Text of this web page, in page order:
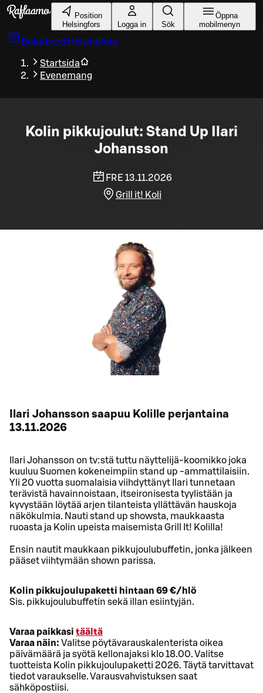
Gå till huvudinnehållet
Position
Helsingfors
Logga in Sök
Öppna
mobilmenyn
Boka bord Helsingfors
Startsida
Evenemang
Kolin pikkujoulut: Stand Up Ilari
Johansson
FRE 13.11.2026
Grill it! Koli
Ilari Johansson saapuu Kolille perjantaina
13.11.2026
Ilari Johansson on tv:stä tuttu näyttelijä-koomikko joka
kuuluu Suomen kokeneimpiin stand up -ammattilaisiin.
Yli 20 vuotta suomalaisia viihdyttänyt Ilari tunnetaan
terävistä havainnoistaan, itseironisesta tyylistään ja
kyvystään löytää arjen tilanteista yllättävän hauskoja
näkökulmia. Nauti stand up showsta, maukkaasta
ruoasta ja Kolin upeista maisemista Grill It! Kolilla!
Ensin nautit maukkaan pikkujoulubuffetin, jonka jälkeen
pääset viihtymään shown parissa.
Kolin pikkujoulupaketti hintaan 69 €/hlö
Sis. pikkujoulubuffetin sekä illan esiintyjän.
Varaa paikkasi täältä
Varaa näin: Valitse pöytävarauskalenterista oikea
päivämäärä ja syötä kellonajaksi klo 18.00. Valitse
tuotteista Kolin pikkujoulupaketti 2026. Täytä tarvittavat
tiedot varaukselle. Varausvahvistuksen saat
sähköpostiisi.